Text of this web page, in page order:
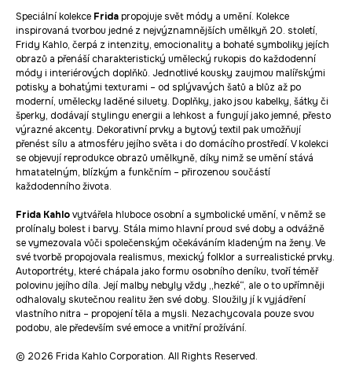
Speciální kolekce Fridapropojuje svět módy a umění. Kolekce
inspirovaná tvorbou jedné z nejvýznamnějších umělkyň 20. století,
Fridy Kahlo, čerpá z intenzity, emocionality a bohaté symboliky jejích
obrazů a přenáší charakteristický umělecký rukopis do každodenní
módy i interiérových doplňků. Jednotlivé kousky zaujmou malířskými
potisky a bohatými texturami – od splývavých šatů a blůz až po
moderní, umělecky laděné siluety. Doplňky, jako jsou kabelky, šátky či
šperky, dodávají stylingu energii a lehkost a fungují jako jemné, přesto
výrazné akcenty. Dekorativní prvky a bytový textil pak umožňují
přenést sílu a atmosféru jejího světa i do domácího prostředí. V kolekci
se objevují reprodukce obrazů umělkyně, díky nimž se umění stává
hmatatelným, blízkým a funkčním – přirozenou součástí
každodenního života.
Frida Kahlovytvářela hluboce osobní a symbolické umění, v němž se
prolínaly bolest i barvy. Stála mimo hlavní proud své doby a odvážně
se vymezovala vůči společenským očekáváním kladeným na ženy. Ve
své tvorbě propojovala realismus, mexický folklor a surrealistické prvky.
Autoportréty, které chápala jako formu osobního deníku, tvoří téměř
polovinu jejího díla. Její malby nebyly vždy „hezké“, ale o to upřímněji
odhalovaly skutečnou realitu žen své doby. Sloužily jí k vyjádření
vlastního nitra – propojení těla a mysli. Nezachycovala pouze svou
podobu, ale především své emoce a vnitřní prožívání.
© 2026 Frida Kahlo Corporation. All Rights Reserved.